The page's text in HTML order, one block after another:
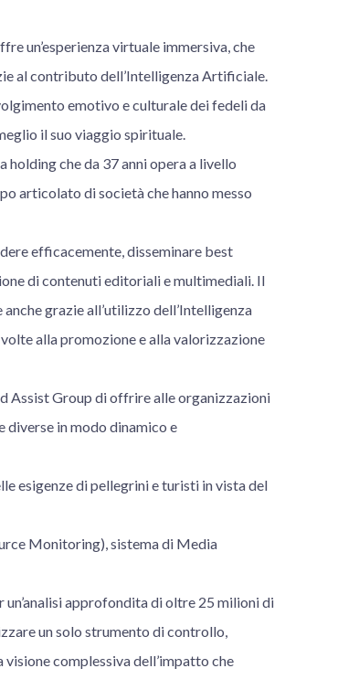
un’esperienza virtuale immersiva, che
al contributo dell’Intelligenza Artificiale.
emotivo e culturale dei fedeli da
il suo viaggio spirituale.
che da 37 anni opera a livello
articolato di società che hanno messo
efficacemente, disseminare best
di contenuti editoriali e multimediali. Il
grazie all’utilizzo dell’Intelligenza
alla promozione e alla valorizzazione
Assist Group di offrire alle organizzazioni
diverse in modo dinamico e
esigenze di pellegrini e turisti in vista del
Monitoring), sistema di Media
approfondita di oltre 25 milioni di
un solo strumento di controllo,
complessiva dell’impatto che